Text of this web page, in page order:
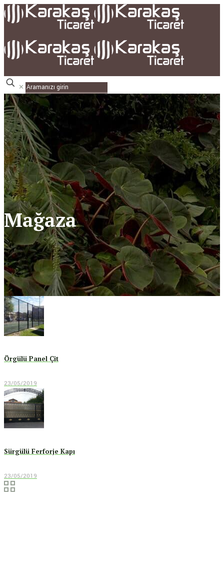
✕
Mağaza
Örgülü Panel Çit
23/05/2019
Sürgülü Ferforje Kapı
23/05/2019